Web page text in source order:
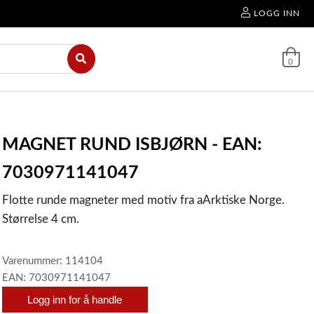
LOGG INN
0
MAGNET RUND ISBJØRN - EAN:
7030971141047
Flotte runde magneter med motiv fra aArktiske Norge.
Størrelse 4 cm.
Varenummer: 114104
EAN: 7030971141047
Logg inn for å handle